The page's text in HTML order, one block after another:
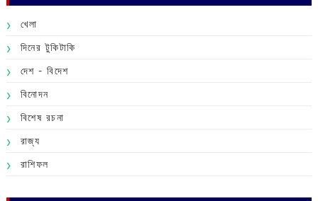
খেলা
দিনের টুকিটাকি
দেশ - বিদেশ
বিনোদন
বিশেষ রচনা
রাজ্য
রাশিফল